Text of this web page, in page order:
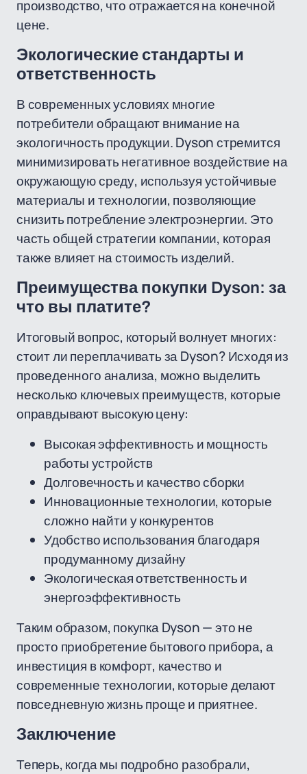
производство, что отражается на конечной
цене.
Экологические стандарты и
ответственность
В современных условиях многие
потребители обращают внимание на
экологичность продукции. Dyson стремится
минимизировать негативное воздействие на
окружающую среду, используя устойчивые
материалы и технологии, позволяющие
снизить потребление электроэнергии. Это
часть общей стратегии компании, которая
также влияет на стоимость изделий.
Преимущества покупки Dyson: за
что вы платите?
Итоговый вопрос, который волнует многих:
стоит ли переплачивать за Dyson? Исходя из
проведенного анализа, можно выделить
несколько ключевых преимуществ, которые
оправдывают высокую цену:
Высокая эффективность и мощность
работы устройств
Долговечность и качество сборки
Инновационные технологии, которые
сложно найти у конкурентов
Удобство использования благодаря
продуманному дизайну
Экологическая ответственность и
энергоэффективность
Таким образом, покупка Dyson — это не
просто приобретение бытового прибора, а
инвестиция в комфорт, качество и
современные технологии, которые делают
повседневную жизнь проще и приятнее.
Заключение
Теперь, когда мы подробно разобрали,